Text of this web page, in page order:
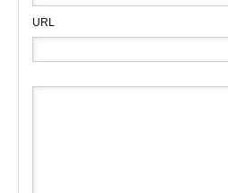
URL